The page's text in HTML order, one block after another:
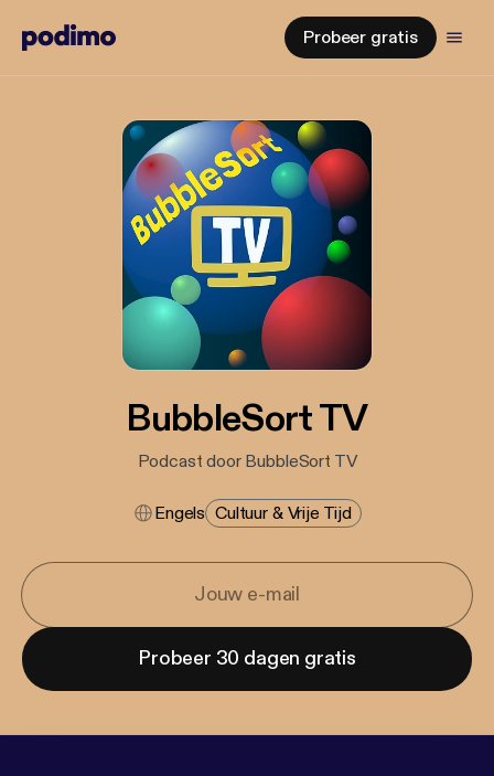
Probeer gratis
BubbleSort TV
Podcast door BubbleSort TV
Engels Cultuur & Vrije Tijd
Probeer 30 dagen gratis